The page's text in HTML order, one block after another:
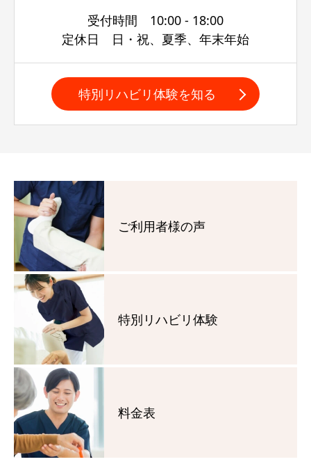
受付時間 10:00 - 18:00
定休日 日・祝、夏季、年末年始
特別リハビリ体験を知る
ご利用者様の声
特別リハビリ体験
料金表